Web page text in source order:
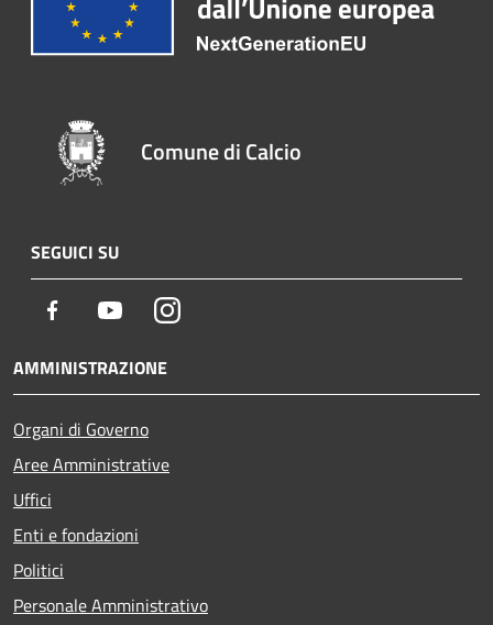
Comune di Calcio
SEGUICI SU
Facebook YoutubeInstagram
AMMINISTRAZIONE
Organi di Governo
Aree Amministrative
Uffici
Enti e fondazioni
Politici
Personale Amministrativo